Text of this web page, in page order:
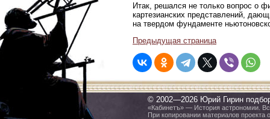
Итак, решался не только вопрос о
картезианских представлений,
на твердом фундаменте
Предыдущая страница
© 2002—2026 Юрий Гирин
«Кабинетъ» — История астрономии.
При копировании материалов проекта